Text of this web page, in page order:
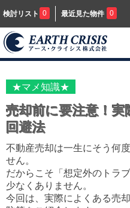
検討リスト 0 最近見た物件 0
★マメ知識★
売却前に要注意！
回避法
不動産売却は一生にそう何
せん。
だからこそ「想定外のトラ
少なくありません。
今回は、実際によくある売